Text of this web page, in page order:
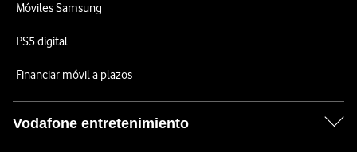
Móviles Samsung
PS5 digital
Financiar móvil a plazos
Vodafone entretenimiento